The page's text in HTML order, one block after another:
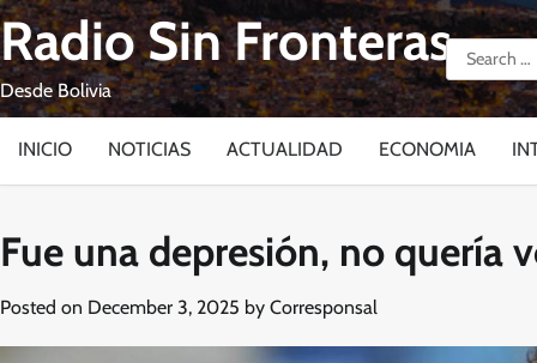
Skip
to
content
Radio Sin Fronteras
Desde Bolivia
Search
for:
INICIO NOTICIAS ACTUALIDAD ECONOMIA
Fue una depresión, no quería
Posted on December 3, 2025 by Corresponsal